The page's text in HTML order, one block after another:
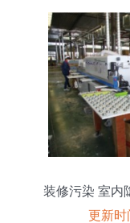
装修污染 室内
更新时